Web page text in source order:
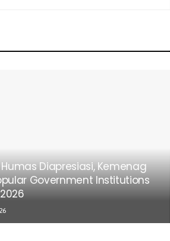
Diapresiasi, Kemenag
Government Institutions